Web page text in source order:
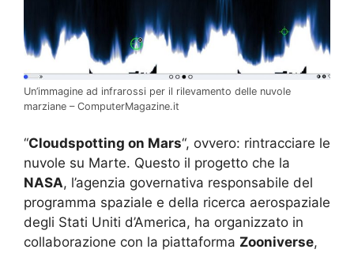
Un’immagine ad infrarossi per il rilevamento delle nuvole
marziane – ComputerMagazine.it
“Cloudspotting on Mars“, ovvero: rintracciare le
nuvole su Marte. Questo il progetto che la
NASA, l’agenzia governativa responsabile del
programma spaziale e della ricerca aerospaziale
degli Stati Uniti d’America, ha organizzato in
collaborazione con la piattaforma Zooniverse,